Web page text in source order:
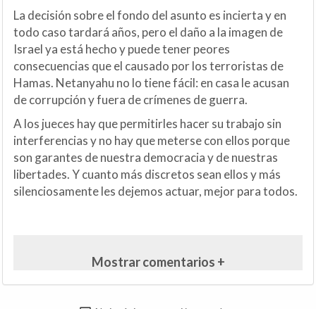
La decisión sobre el fondo del asunto es incierta y en
todo caso tardará años, pero el daño a la imagen de
Israel ya está hecho y puede tener peores
consecuencias que el causado por los terroristas de
Hamas. Netanyahu no lo tiene fácil: en casa le acusan
de corrupción y fuera de crímenes de guerra.
A los jueces hay que permitirles hacer su trabajo sin
interferencias y no hay que meterse con ellos porque
son garantes de nuestra democracia y de nuestras
libertades. Y cuanto más discretos sean ellos y más
silenciosamente les dejemos actuar, mejor para todos.
Mostrar comentarios +